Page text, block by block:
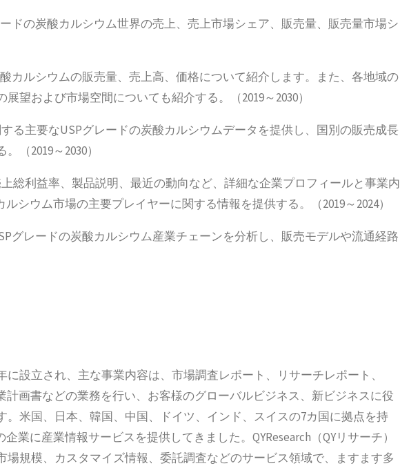
ドの炭酸カルシウム世界の売上、売上市場シェア、販売量、販売量市場シ
カルシウムの販売量、売上高、価格について紹介します。また、各地域の
望および市場空間についても紹介する。（2019～2030）
る主要なUSPグレードの炭酸カルシウムデータを提供し、国別の販売成長
（2019～2030）
総利益率、製品説明、最近の動向など、詳細な企業プロフィールと事業内
シウム市場の主要プレイヤーに関する情報を提供する。（2019～2024）
グレードの炭酸カルシウム産業チェーンを分析し、販売モデルや流通経路
に設立され、主な事業内容は、市場調査レポート、リサーチレポート、
計画書などの業務を行い、お客様のグローバルビジネス、新ビジネスに役
。米国、日本、韓国、中国、ドイツ、インド、スイスの7カ国に拠点を持
業に産業情報サービスを提供してきました。QYResearch（QYリサーチ）
場規模、カスタマイズ情報、委託調査などのサービス領域で、ますます多